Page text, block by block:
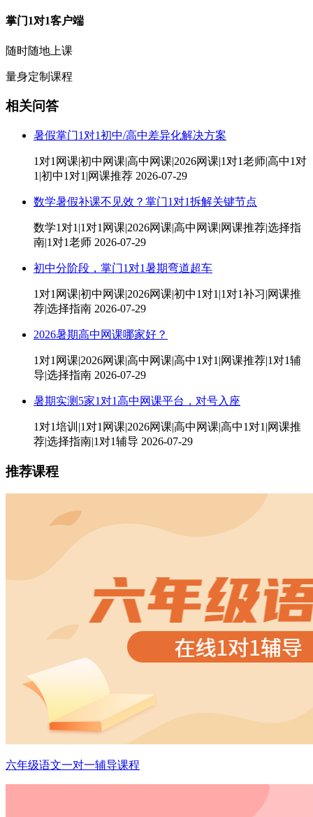
掌门1对1客户端
随时随地上课
量身定制课程
相关问答
暑假掌门1对1初中/高中差异化解决方案
1对1网课|初中网课|高中网课|2026网课|1对1老师|高中1对
1|初中1对1|网课推荐 2026-07-29
数学暑假补课不见效？掌门1对1拆解关键节点
数学1对1|1对1网课|2026网课|高中网课|网课推荐|选择指
南|1对1老师 2026-07-29
初中分阶段，掌门1对1暑期弯道超车
1对1网课|初中网课|2026网课|初中1对1|1对1补习|网课推
荐|选择指南 2026-07-29
2026暑期高中网课哪家好？
1对1网课|2026网课|高中网课|高中1对1|网课推荐|1对1辅
导|选择指南 2026-07-29
暑期实测5家1对1高中网课平台，对号入座
1对1培训|1对1网课|2026网课|高中网课|高中1对1|网课推
荐|选择指南|1对1辅导 2026-07-29
推荐课程
六年级语文一对一辅导课程